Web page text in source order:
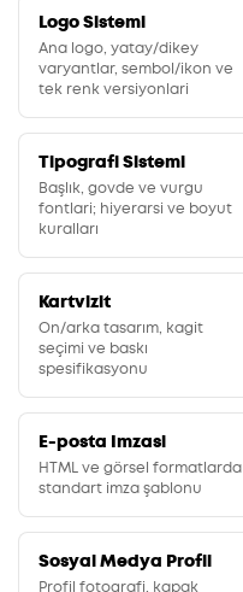
Logo Sistemi
Ana logo, yatay/dikey
varyantlar, sembol/ikon ve
tek renk versiyonlari
Tipografi Sistemi
Başlık, govde ve vurgu
fontlari; hiyerarsi ve boyut
kuralları
Kartvizit
On/arka tasarım, kagit
seçimi ve baskı
spesifikasyonu
E-posta Imzasi
HTML ve görsel formatlarda
standart imza şablonu
Sosyal Medya Profil
Profil fotografi, kapak